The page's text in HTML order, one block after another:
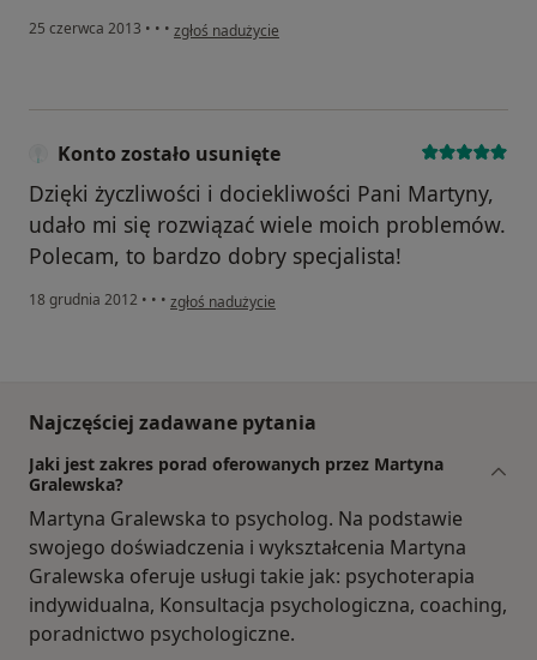
25 czerwca 2013 • • • w opinii użytkownika Konto zostało usunięte
zgłoś nadużycie
Konto zostało usunięte
Dzięki życzliwości i dociekliwości Pani Martyny,
udało mi się rozwiązać wiele moich problemów.
Polecam, to bardzo dobry specjalista!
18 grudnia 2012 • • • w opinii użytkownika Konto zostało usunięte
zgłoś nadużycie
Najczęściej zadawane pytania
Jaki jest zakres porad oferowanych przez Martyna
Gralewska?
Martyna Gralewska to psycholog. Na podstawie
swojego doświadczenia i wykształcenia Martyna
Gralewska oferuje usługi takie jak: psychoterapia
indywidualna, Konsultacja psychologiczna, coaching,
poradnictwo psychologiczne.